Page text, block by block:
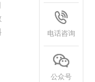
电话咨询
公众号